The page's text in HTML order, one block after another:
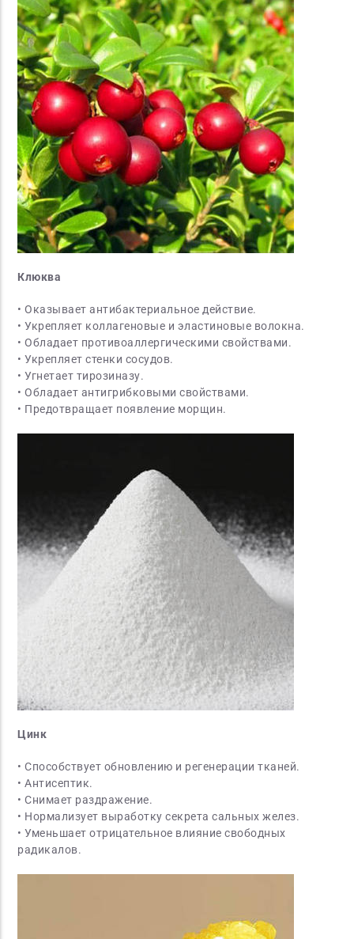
Клюква
• Оказывает антибактериальное действие.
• Укрепляет коллагеновые и эластиновые волокна.
• Обладает противоаллергическими свойствами.
• Укрепляет стенки сосудов.
• Угнетает тирозиназу.
• Обладает антигрибковыми свойствами.
• Предотвращает появление морщин.
Цинк
• Способствует обновлению и регенерации тканей.
• Антисептик.
• Снимает раздражение.
• Нормализует выработку секрета сальных желез.
• Уменьшает отрицательное влияние свободных
радикалов.